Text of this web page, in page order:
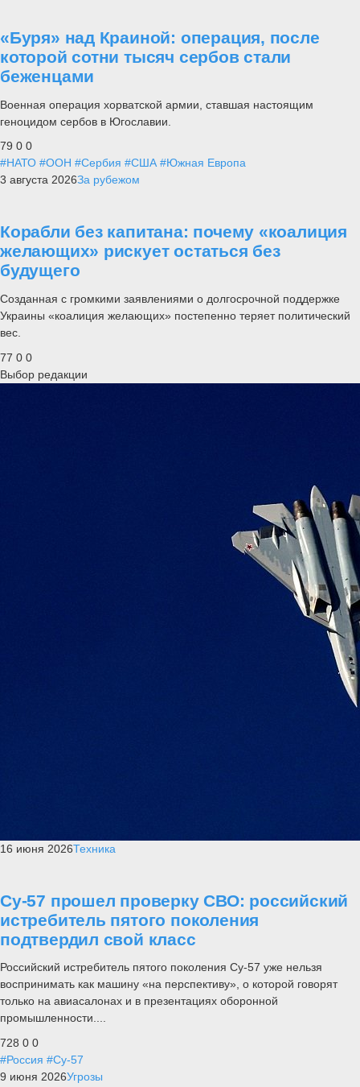
«Буря» над Краиной: операция, после
которой сотни тысяч сербов стали
беженцами
Военная операция хорватской армии, ставшая настоящим
геноцидом сербов в Югославии.
79 0 0
#НАТО #ООН #Сербия #США #Южная Европа
3 августа 2026За рубежом
Корабли без капитана: почему «коалиция
желающих» рискует остаться без
будущего
Созданная с громкими заявлениями о долгосрочной поддержке
Украины «коалиция желающих» постепенно теряет политический
вес.
77 0 0
Выбор редакции
16 июня 2026Техника
Су-57 прошел проверку СВО: российский
истребитель пятого поколения
подтвердил свой класс
Российский истребитель пятого поколения Су-57 уже нельзя
воспринимать как машину «на перспективу», о которой говорят
только на авиасалонах и в презентациях оборонной
промышленности....
728 0 0
#Россия #Су-57
9 июня 2026Угрозы